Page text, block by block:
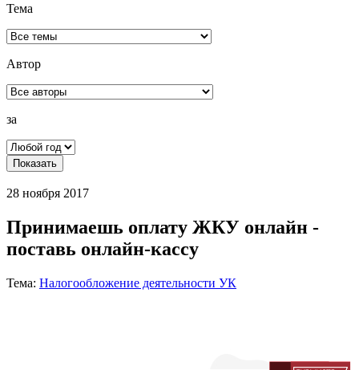
Тема
Автор
за
Показать
28 ноября 2017
Принимаешь оплату ЖКУ онлайн -
поставь онлайн-кассу
Тема: Налогообложение деятельности УК